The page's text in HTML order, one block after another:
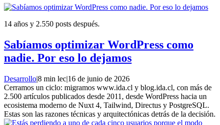
14 años y 2.550 posts después.
Sabíamos optimizar WordPress como
nadie. Por eso lo dejamos
Desarrollo|8 min lec|16 de junio de 2026
Cerramos un ciclo: migramos www.ida.cl y blog.ida.cl, con más de
2.500 artículos publicados desde 2011, desde WordPress hacia un
ecosistema moderno de Nuxt 4, Tailwind, Directus y PostgreSQL.
Estas son las razones técnicas y arquitectónicas detrás de la decisión.